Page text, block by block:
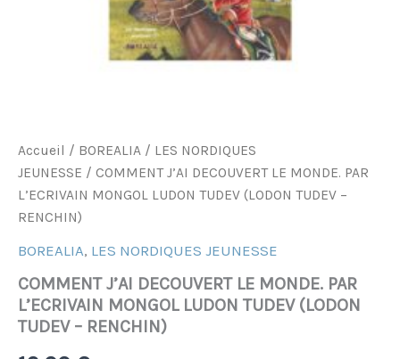
Accueil / BOREALIA / LES NORDIQUES
JEUNESSE / COMMENT J’AI DECOUVERT LE MONDE. PAR
L’ECRIVAIN MONGOL LUDON TUDEV (LODON TUDEV –
RENCHIN)
BOREALIA, LES NORDIQUES JEUNESSE
COMMENT J’AI DECOUVERT LE MONDE. PAR
L’ECRIVAIN MONGOL LUDON TUDEV (LODON
TUDEV – RENCHIN)